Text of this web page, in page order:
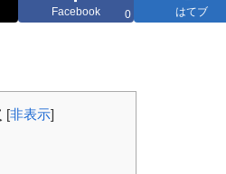
Facebook 0 はてブ
[非表示]